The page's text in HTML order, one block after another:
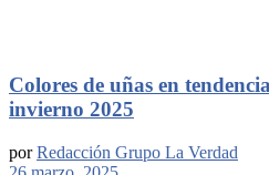
Colores de uñas en
invierno 2025
por Redacción Grupo La Verdad